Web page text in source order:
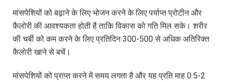
मांसपेशियों को बढ़ाने के लिए भोजन करने के लिए पर्याप्त प्रोटीन और
कैलोरी की आवश्यकता होती है ताकि विकास को गति मिल सके। शरीर
की चर्बी को कम करने के लिए प्रतिदिन 300-500 से अधिक अतिरिक्त
कैलोरी खाने से बचें।
मांसपेशियों को प्राप्त करने में समय लगता है और यह प्रति माह 0.5-2